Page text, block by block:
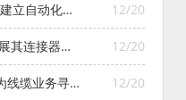
12/20
立自动化智
12/20
其连接器系
12/20
线缆业务寻找